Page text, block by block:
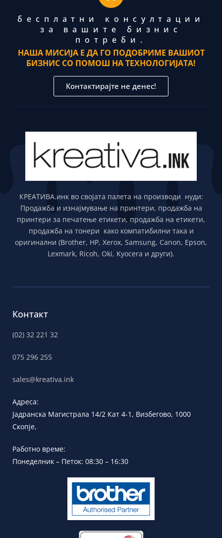
бесплатни консултации
за вашите бизнис
потреби.
НАША МИСИЈА Е ДА ГО ПОДОБРИМЕ ВАШИОТ
БИЗНИС СО ПОМОШ НА ТЕХНОЛОГИЈАТА!
Контактирајте не денес!
КРЕАТИВА.инк во својата палета на производи нуди:
Продажба и изнајмување на принтери, продажба на
принтери за печатење етикети, продажба на етикети,
продажба на тонери како компатибилни така и
оригинални (Brother, HP, Xerox, Samsung, Canon, Epson,
Lexmark, Ricoh, Oki, Kyocera и други).
Контакт
(02) 32 221 32
075 296 255
sales@kreativa.ink
Адреса:
Јадранска Магистрала 14/2 Кат 4-1, Визбегово, 1000
Скопје,
Работно време:
Понеделник – Петок: 08:30 – 16:30